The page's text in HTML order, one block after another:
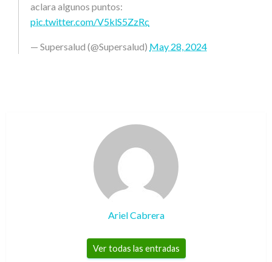
aclara algunos puntos:
pic.twitter.com/V5klS5ZzRc
— Supersalud (@Supersalud) May 28, 2024
Ariel Cabrera
Ver todas las entradas